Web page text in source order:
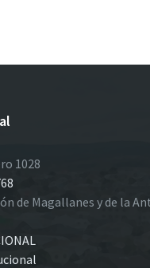
1028
de Magallanes y de la